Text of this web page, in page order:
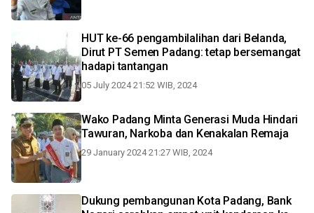
HUT ke-66 pengambilalihan dari Belanda,
Dirut PT Semen Padang: tetap bersemangat
hadapi tantangan
05 July 2024 21:52 WIB, 2024
Wako Padang Minta Generasi Muda Hindari
Tawuran, Narkoba dan Kenakalan Remaja
29 January 2024 21:27 WIB, 2024
Dukung pembangunan Kota Padang, Bank